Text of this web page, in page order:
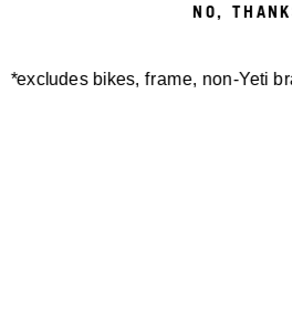
NO,
*excludes bikes, frame, non-Yeti